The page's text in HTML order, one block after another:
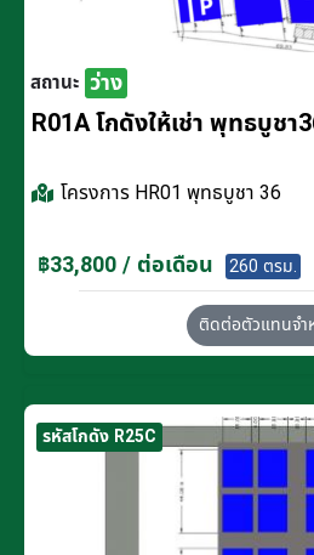
สถานะ ว่าง
R01A โกดังให้เช่า พุทธบูชา
โครงการ HR01 พุทธบูชา 36
฿33,800 / ต่อเดือน 260 ตรม.
ติดต่อตัวแทนจำ
รหัสโกดัง R25C